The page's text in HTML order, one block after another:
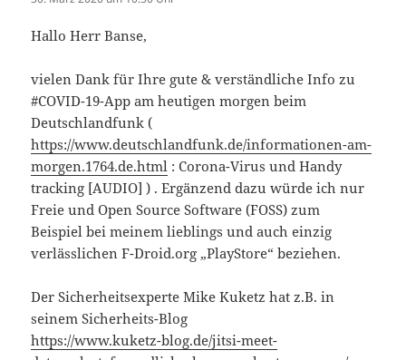
Hallo Herr Banse,
vielen Dank für Ihre gute & verständliche Info zu
#COVID-19-App am heutigen morgen beim
Deutschlandfunk (
https://www.deutschlandfunk.de/informationen-am-
morgen.1764.de.html : Corona-Virus und Handy
tracking [AUDIO] ) . Ergänzend dazu würde ich nur
Freie und Open Source Software (FOSS) zum
Beispiel bei meinem lieblings und auch einzig
verlässlichen F-Droid.org „PlayStore“ beziehen.
Der Sicherheitsexperte Mike Kuketz hat z.B. in
seinem Sicherheits-Blog
https://www.kuketz-blog.de/jitsi-meet-